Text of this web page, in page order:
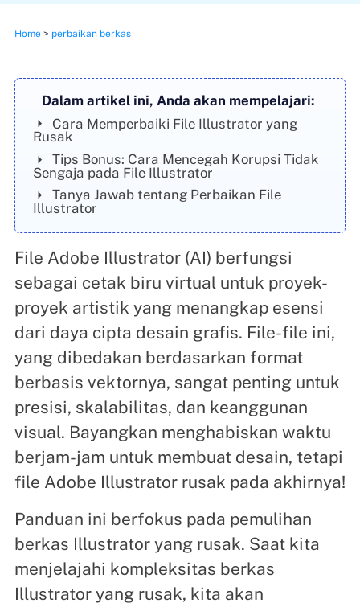
Home> perbaikan berkas
Dalam artikel ini, Anda akan mempelajari:
Cara Memperbaiki File Illustrator yang
Rusak
Tips Bonus: Cara Mencegah Korupsi Tidak
Sengaja pada File Illustrator
Tanya Jawab tentang Perbaikan File
Illustrator
File Adobe Illustrator (AI) berfungsi
sebagai cetak biru virtual untuk proyek-
proyek artistik yang menangkap esensi
dari daya cipta desain grafis. File-file ini,
yang dibedakan berdasarkan format
berbasis vektornya, sangat penting untuk
presisi, skalabilitas, dan keanggunan
visual. Bayangkan menghabiskan waktu
berjam-jam untuk membuat desain, tetapi
file Adobe Illustrator rusak pada akhirnya!
Panduan ini berfokus pada pemulihan
berkas Illustrator yang rusak. Saat kita
menjelajahi kompleksitas berkas
Illustrator yang rusak, kita akan